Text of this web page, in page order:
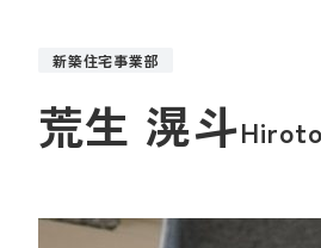
新築住宅事業部
荒生 滉斗